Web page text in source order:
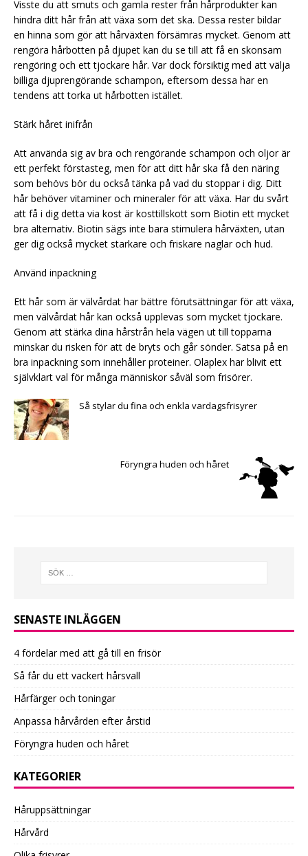
Visste du att smuts och gamla rester från hårprodukter kan
hindra ditt hår från att växa som det ska. Dessa rester bildar
en hinna som gör att hårväxten försämras mycket. Genom att
rengöra hårbotten på djupet kan du se till att få en skonsam
rengöring och ett tjockare hår. Var dock försiktig med att välja
billiga djuprengörande schampon, eftersom dessa har en
tendens att torka ut hårbotten istället.
Stärk håret inifrån
Att använda sig av bra och rengörande schampon och oljor är
ett perfekt förstasteg, men för att ditt hår ska få den näring
som behövs bör du också tänka på vad du stoppar i dig. Ditt
hår behöver vitaminer och mineraler för att växa. Har du svårt
att få i dig detta via kost är kosttillskott som Biotin ett mycket
bra alternativ. Biotin sägs inte bara stimulera hårväxten, utan
ger dig också mycket starkare och friskare naglar och hud.
Använd inpackning
Ett hår som är välvårdat har bättre förutsättningar för att växa,
men välvårdat hår kan också upplevas som mycket tjockare.
Genom att stärka dina hårstrån hela vägen ut till topparna
minskar du risken för att de bryts och går sönder. Satsa på en
bra inpackning som innehåller proteiner. Olaplex har blivit ett
självklart val för många människor såväl som frisörer.
Så stylar du fina och enkla vardagsfrisyrer
Föryngra huden och håret
SENASTE INLÄGGEN
4 fördelar med att gå till en frisör
Så får du ett vackert hårsvall
Hårfärger och toningar
Anpassa hårvården efter årstid
Föryngra huden och håret
KATEGORIER
Håruppsättningar
Hårvård